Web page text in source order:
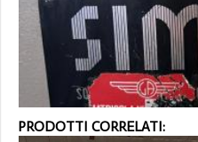
PRODOTTI CORRELATI: